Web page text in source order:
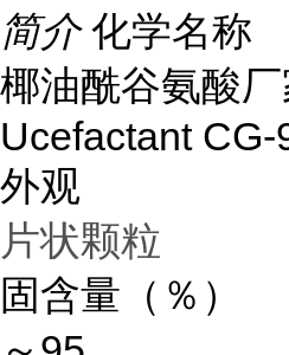
简介 化学名称
椰油酰谷氨酸厂
Ucefactant CG-
外观
片状颗粒
固含量（％）